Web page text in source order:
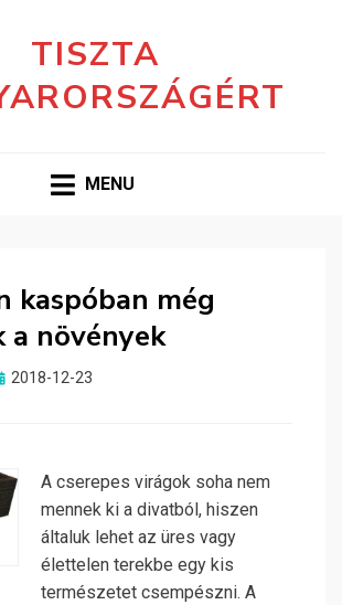
TISZTA
MENU
kaspóban még
a növények
2018-12-23
A cserepes virágok soha nem
mennek ki a divatból, hiszen
általuk lehet az üres vagy
élettelen terekbe egy kis
természetet csempészni. A